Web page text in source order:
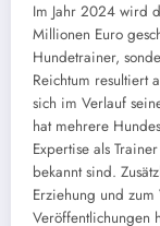
Im Jahr 2024 wird
Millionen Euro
Hundetrainer,
Reichtum resultiert
sich im Verlauf
hat mehrere
Expertise als
bekannt sind.
Erziehung und zum
Veröffentlichungen